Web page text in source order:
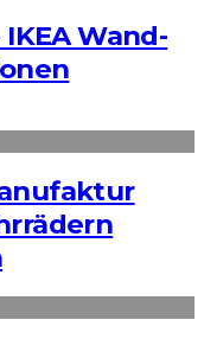
Wand-